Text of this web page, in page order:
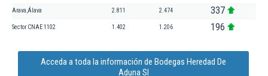
Arava,Álava 2.811 2.474 337
Sector CNAE 1102 1.402 1.206 196
Acceda a toda la información de Bodegas Heredad De
Aduna Sl